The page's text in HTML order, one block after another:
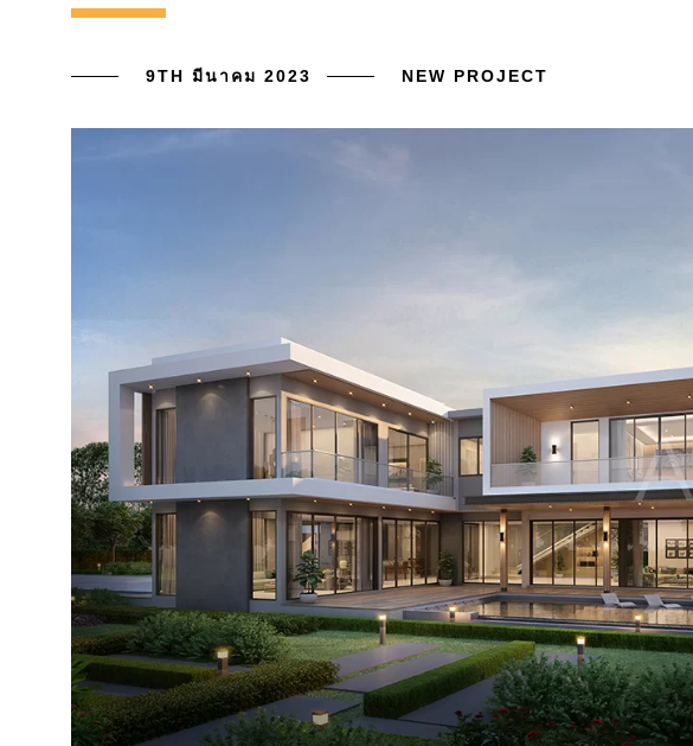
9TH มีนาคม 2023 NEW PROJECT